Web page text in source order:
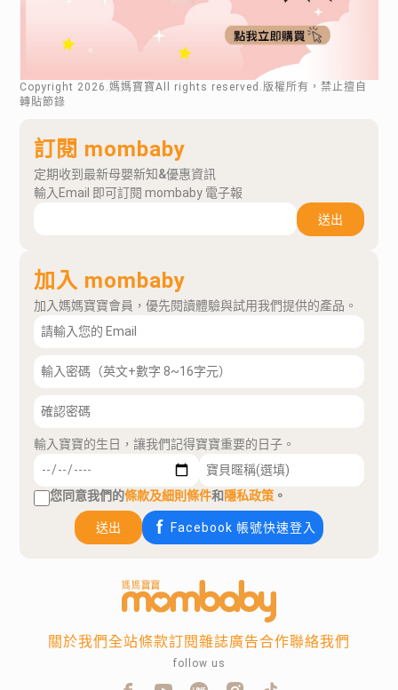
Copyright 2026 .媽媽寶寶All rights reserved.版權所有，禁止擅自
轉貼節錄
訂閱 mombaby
定期收到最新母嬰新知&優惠資訊
輸入Email 即可訂閱 mombaby 電子報
送出
加入 mombaby
加入媽媽寶寶會員，優先閱讀體驗與試用我們提供的產品。
輸入寶寶的生日，讓我們記得寶寶重要的日子。
您同意我們的條款及細則條件和隱私政策 。
送出 Facebook 帳號快速登入
關於我們全站條款訂閱雜誌廣告合作聯絡我們
follow us